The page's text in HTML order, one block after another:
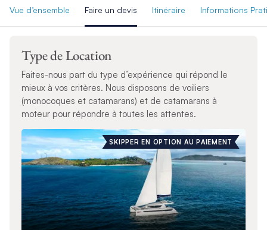
Vue d’ensemble Faire un devis Itinéraire Informations
Type de Location
Faites-nous part du type d’expérience qui répond le
mieux à vos critères. Nous disposons de voiliers
(monocoques et catamarans) et de catamarans à
moteur pour répondre à toutes les attentes.
SKIPPER EN OPTION AU PAIEMENT